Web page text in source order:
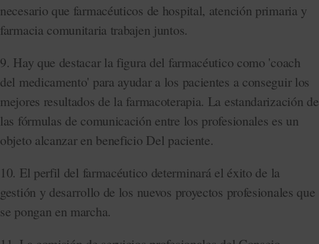
necesario que farmacéuticos de hospital, atención primaria y
farmacia comunitaria trabajen juntos.
9. Hay que destacar la figura del farmacéutico como 'coach
del medicamento' para ayudar a los pacientes a conseguir los
mejores resultados de la farmacoterapia. La estandarización de
las fórmulas de comunicación entre los profesionales es un
objeto alcanzar en beneficio Del paciente.
10. El perfil del farmacéutico determinará el éxito de la
gestión y desarrollo de los nuevos proyectos profesionales que
se pongan en marcha.